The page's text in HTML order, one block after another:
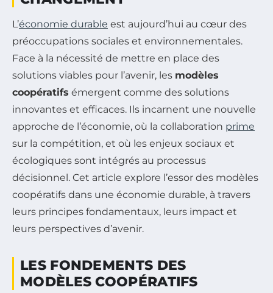
L’économie durable est aujourd’hui au cœur des
préoccupations sociales et environnementales.
Face à la nécessité de mettre en place des
solutions viables pour l’avenir, les modèles
coopératifs émergent comme des solutions
innovantes et efficaces. Ils incarnent une nouvelle
approche de l’économie, où la collaboration prime
sur la compétition, et où les enjeux sociaux et
écologiques sont intégrés au processus
décisionnel. Cet article explore l’essor des modèles
coopératifs dans une économie durable, à travers
leurs principes fondamentaux, leurs impact et
leurs perspectives d’avenir.
LES FONDEMENTS DES
MODÈLES COOPÉRATIFS